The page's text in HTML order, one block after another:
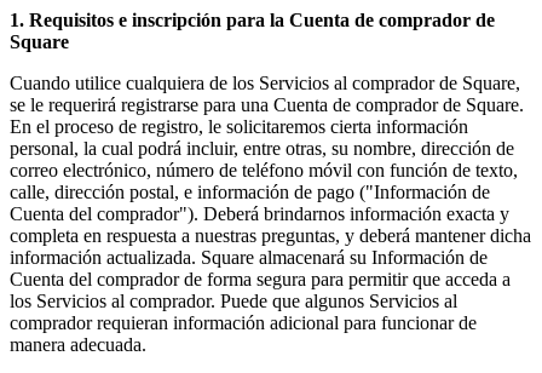
Panaderías
Capacidades
Acepta pagos
Administra pedidos desde un solo lugar
Haz que tus clientes regresen
Haz crecer tu negocio
Programa y paga a tu equipo
Administra tu flujo de caja
Mejora las operaciones
1. Requisitos e inscripción para la Cuenta de comprador de
Square
Cuando utilice cualquiera de los Servicios al comprador de Square,
se le requerirá registrarse para una Cuenta de comprador de Square.
En el proceso de registro, le solicitaremos cierta información
personal, la cual podrá incluir, entre otras, su nombre, dirección de
correo electrónico, número de teléfono móvil con función de texto,
calle, dirección postal, e información de pago ("Información de
Cuenta del comprador"). Deberá brindarnos información exacta y
completa en respuesta a nuestras preguntas, y deberá mantener dicha
información actualizada. Square almacenará su Información de
Cuenta del comprador de forma segura para permitir que acceda a
los Servicios al comprador. Puede que algunos Servicios al
comprador requieran información adicional para funcionar de
manera adecuada.